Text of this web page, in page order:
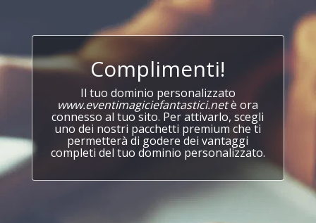
Complimenti!
Il tuo dominio personalizzato
www.eventimagiciefantastici.netè ora
connesso al tuo sito. Per attivarlo, scegli
uno dei nostri pacchetti premium che ti
permetterà di godere dei vantaggi
completi del tuo dominio personalizzato.